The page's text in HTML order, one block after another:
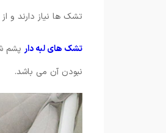
تشک ها نیاز دارند و
تشک های لبه دار پشم
نبودن آن می باشد.